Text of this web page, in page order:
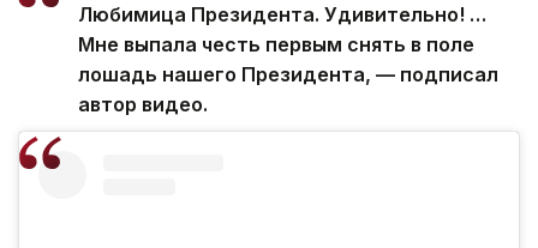
Любимица Президента. Удивительно! …
Мне выпала честь первым снять в поле
лошадь нашего Президента, — подписал
автор видео.